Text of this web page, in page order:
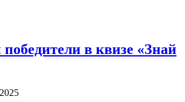
в квизе «Знай